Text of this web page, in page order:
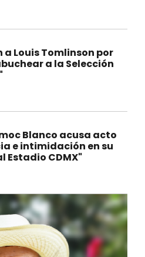
a Louis Tomlinson por
a la Selección
Blanco acusa acto
e intimidación en su
Estadio CDMX"